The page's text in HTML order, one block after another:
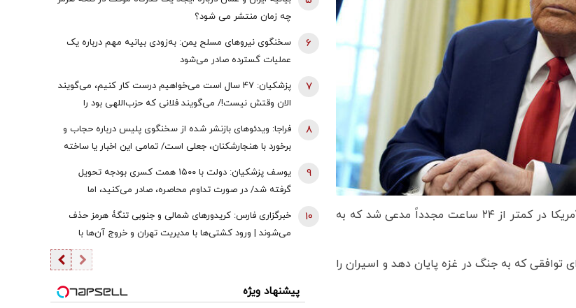
، رئیس جمهور آمریکا در کمتر از ۲۴ ساعت مجدداً مدعی شد که به
توافقی که به جنگ در غزه پایان دهد و اسیران را
چه زمان منتشر می شود؟
سخنگوی نیروهای مسلح یمن: به‌زودی بیانیه مهم درباره یک
عملیات گسترده صادر می‌شود
6
پزشکیان: ۴۷ سال است می‌خواهیم درست کار کنیم، می‌گویند
الان وقتش نیست!/ می‌گویند فلانی که حزب‌اللهی بود را
7
فراجا: ویدئوهای بازنشر شده از سخنگوی پلیس درباره حجاب و
برخورد با هنجارشکنان، جعلی است/ تمامی این اخبار یا ساخته
8
یوسف پزشکیان: دولت با ۱۵۰۰ همت کسری بودجه تحویل
گرفته شد/ در صورت تداوم محاصره، صادر می‌کنید، اما
نمی‌توانید واردات انجام دهید
9
خبرگزاری فارس: کریدورهای شمالی و جنوبی تنگۀ هرمز حذف
می‌شوند | ورود کشتی‌ها با مدیریت تهران و خروج آن‌ها با
مدیریت مشترک تهران و مسقط خواهد بود | عوارض برای گذر از
10
پیشنهاد ویژه